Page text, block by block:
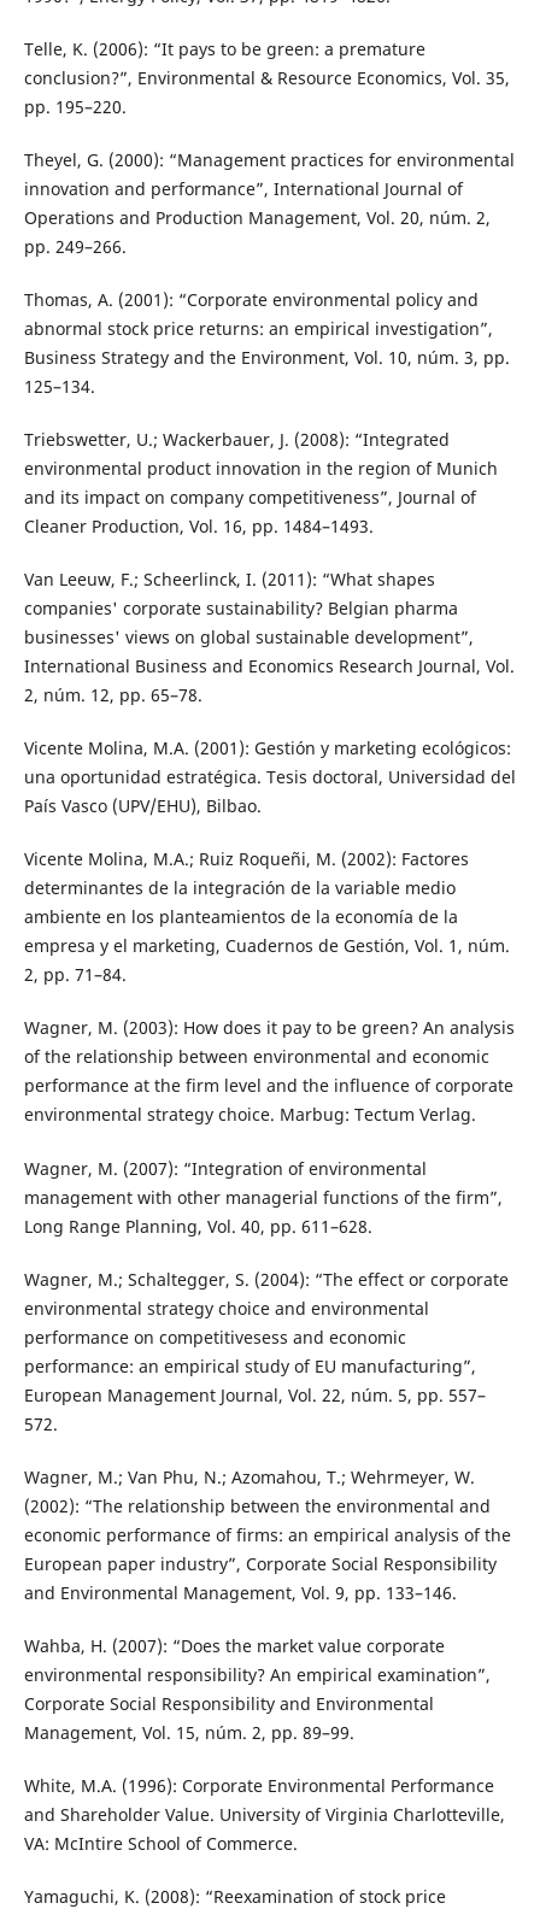
Telle, K. (2006): “It pays to be green: a premature
conclusion?”, Environmental & Resource Economics, Vol. 35,
pp. 195–220.
Theyel, G. (2000): “Management practices for environmental
innovation and performance”, International Journal of
Operations and Production Management, Vol. 20, núm. 2,
pp. 249–266.
Thomas, A. (2001): “Corporate environmental policy and
abnormal stock price returns: an empirical investigation”,
Business Strategy and the Environment, Vol. 10, núm. 3, pp.
125–134.
Triebswetter, U.; Wackerbauer, J. (2008): “Integrated
environmental product innovation in the region of Munich
and its impact on company competitiveness”, Journal of
Cleaner Production, Vol. 16, pp. 1484–1493.
Van Leeuw, F.; Scheerlinck, I. (2011): “What shapes
companies' corporate sustainability? Belgian pharma
businesses' views on global sustainable development”,
International Business and Economics Research Journal, Vol.
2, núm. 12, pp. 65–78.
Vicente Molina, M.A. (2001): Gestión y marketing ecológicos:
una oportunidad estratégica. Tesis doctoral, Universidad del
País Vasco (UPV/EHU), Bilbao.
Vicente Molina, M.A.; Ruiz Roqueñi, M. (2002): Factores
determinantes de la integración de la variable medio
ambiente en los planteamientos de la economía de la
empresa y el marketing, Cuadernos de Gestión, Vol. 1, núm.
2, pp. 71–84.
Wagner, M. (2003): How does it pay to be green? An analysis
of the relationship between environmental and economic
performance at the firm level and the influence of corporate
environmental strategy choice. Marbug: Tectum Verlag.
Wagner, M. (2007): “Integration of environmental
management with other managerial functions of the firm”,
Long Range Planning, Vol. 40, pp. 611–628.
Wagner, M.; Schaltegger, S. (2004): “The effect or corporate
environmental strategy choice and environmental
performance on competitivesess and economic
performance: an empirical study of EU manufacturing”,
European Management Journal, Vol. 22, núm. 5, pp. 557–
572.
Wagner, M.; Van Phu, N.; Azomahou, T.; Wehrmeyer, W.
(2002): “The relationship between the environmental and
economic performance of firms: an empirical analysis of the
European paper industry”, Corporate Social Responsibility
and Environmental Management, Vol. 9, pp. 133–146.
Wahba, H. (2007): “Does the market value corporate
environmental responsibility? An empirical examination”,
Corporate Social Responsibility and Environmental
Management, Vol. 15, núm. 2, pp. 89–99.
White, M.A. (1996): Corporate Environmental Performance
and Shareholder Value. University of Virginia Charlotteville,
VA: McIntire School of Commerce.
Yamaguchi, K. (2008): “Reexamination of stock price